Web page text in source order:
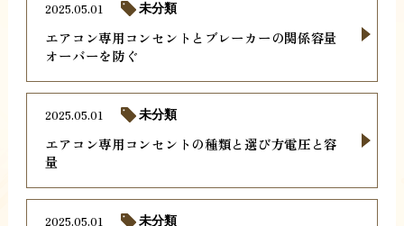
エアコン専用コンセントとブレーカーの関係容量
オーバーを防ぐ
2025.05.01 未分類
エアコン専用コンセントの種類と選び方電圧と容
量
2025.05.01 未分類
2025.05.01 未分類